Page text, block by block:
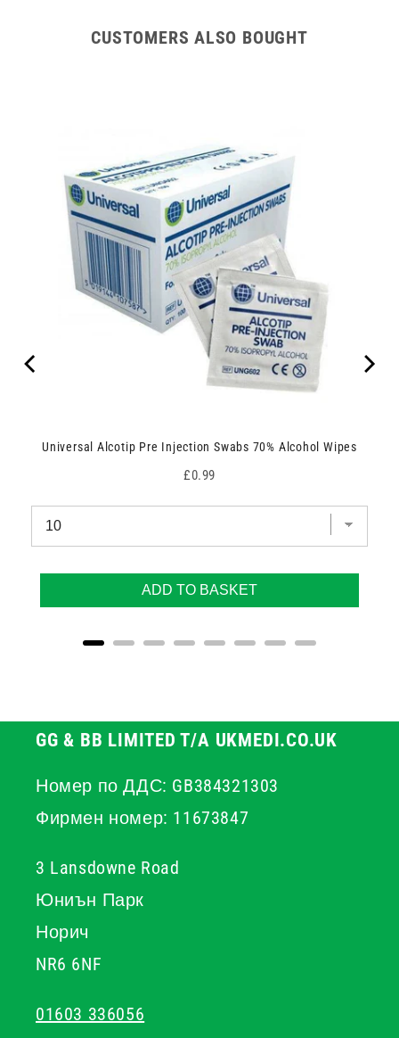
CUSTOMERS ALSO BOUGHT
Universal Alcotip Pre Injection Swabs 70% Alcohol Wipes
Price
£0.99
ADD TO BASKET
GG & BB LIMITED T/A UKMEDI.CO.UK
Номер по ДДС: GB384321303
Фирмен номер: 11673847
3 Lansdowne Road
Юниън Парк
Норич
NR6 6NF
01603 336056